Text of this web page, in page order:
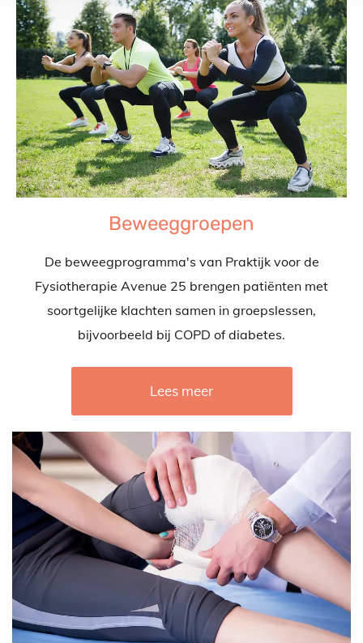
Beweeggroepen
De beweegprogramma's van Praktijk voor de
Fysiotherapie Avenue 25 brengen patiënten met
soortgelijke klachten samen in groepslessen,
bijvoorbeeld bij COPD of diabetes.
Lees meer